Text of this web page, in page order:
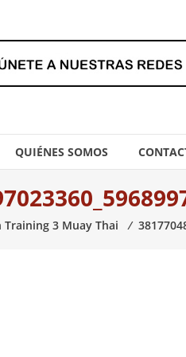
QUIÉNES SOMOS
Training 3 Muay Thai ⁄